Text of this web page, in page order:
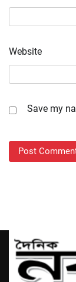
Website
Save my